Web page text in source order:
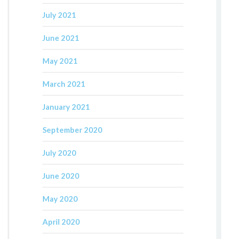
July 2021
June 2021
May 2021
March 2021
January 2021
September 2020
July 2020
June 2020
May 2020
April 2020